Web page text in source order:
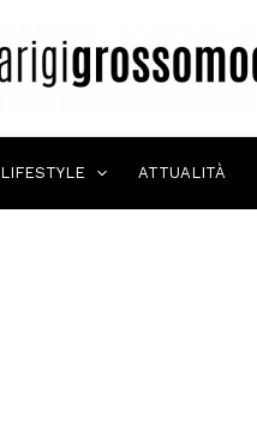
LIFESTYLE ATTUALITÀ